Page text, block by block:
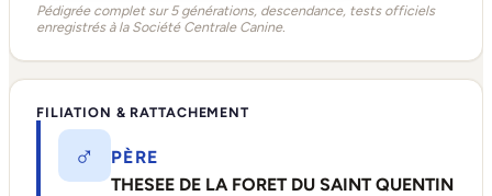
Pédigrée complet sur 5 générations, descendance, tests officiels
enregistrés à la Société Centrale Canine.
FILIATION & RATTACHEMENT
♂
PÈRE
THESEE DE LA FORET DU SAINT QUENTIN